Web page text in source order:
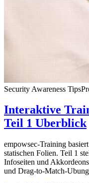
Security Awareness Tips
Interaktive
Teil 1 Uberblick
empowsec-Training
statischen Folien. Teil 1
Infoseiten und
und Drag-to-Match-